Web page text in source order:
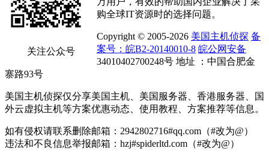
关注公众号
购全球IT资源时的选择问题。
Copyright © 2005-2026 美国主机侦探 备
案号：皖B2-20140010-8 皖公网安备
34010402700248号 地址 ：中国合肥金
寨路93号
美国主机侦探仅分享美国主机、美国服务器、香港服务器、国
外云虚拟主机等方案优惠动态、使用教程、方案推荐等信息。
如有侵权请联系删除邮箱：2942802716#qq.com（#改为@）
违法和不良信息举报邮箱：hzj#spiderltd.com（#改为@）